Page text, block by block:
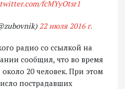
fcMYyOtsr1
22 июля 2016 г.
радио со ссылкой на
сообщил, что во время
20 человек. При этом
пострадавших